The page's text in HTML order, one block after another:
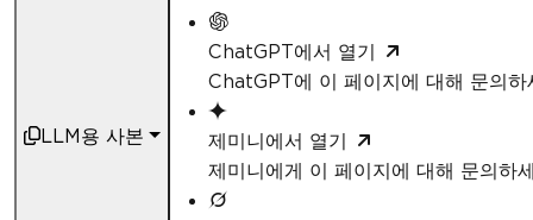
LLM용 사본
ChatGPT에서 열기
ChatGPT에 이 페이지에 대해 문의하
제미니에서 열기
제미니에게 이 페이지에 대해 문의하